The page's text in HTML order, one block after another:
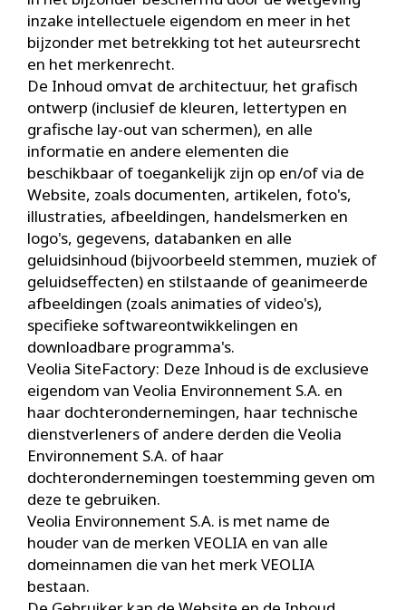
inzake intellectuele eigendom en meer in het
bijzonder met betrekking tot het auteursrecht
en het merkenrecht.
De Inhoud omvat de architectuur, het grafisch
ontwerp (inclusief de kleuren, lettertypen en
grafische lay-out van schermen), en alle
informatie en andere elementen die
beschikbaar of toegankelijk zijn op en/of via de
Website, zoals documenten, artikelen, foto's,
illustraties, afbeeldingen, handelsmerken en
logo's, gegevens, databanken en alle
geluidsinhoud (bijvoorbeeld stemmen, muziek of
geluidseffecten) en stilstaande of geanimeerde
afbeeldingen (zoals animaties of video's),
specifieke softwareontwikkelingen en
downloadbare programma's.
Veolia SiteFactory: Deze Inhoud is de exclusieve
eigendom van Veolia Environnement S.A. en
haar dochterondernemingen, haar technische
dienstverleners of andere derden die Veolia
Environnement S.A. of haar
dochterondernemingen toestemming geven om
deze te gebruiken.
Veolia Environnement S.A. is met name de
houder van de merken VEOLIA en van alle
domeinnamen die van het merk VEOLIA
bestaan.